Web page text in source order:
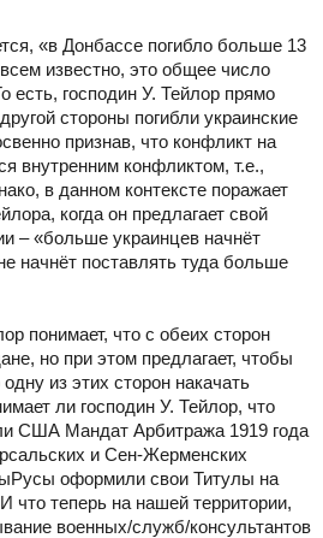
«в Донбассе погибло больше 13
известно, это общее число
есть, господин У. Тейлор прямо
стороны погибли украинские
признав, что конфликт на
внутренним конфликтом, т.е.,
в данном контексте поражает
когда он предлагает свой
– «больше украинцев начнёт
начнёт поставлять туда больше
понимает, что с обеих сторон
но при этом предлагает, чтобы
из этих сторон накачать
ли господин У. Тейлор, что
США Мандат Арбитража 1919 года
и Сен-Жерменских
оформили свои Титулы на
теперь на нашей территории,
военных/служб/консультантов